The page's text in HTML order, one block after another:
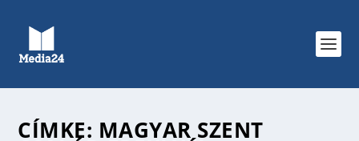
CÍMKE: MAGYAR SZENT